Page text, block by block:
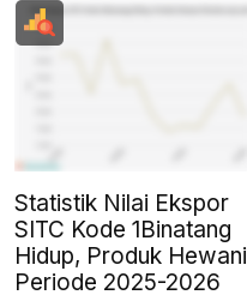
Statistik Nilai Ekspor
SITC Kode 1Binatang
Hidup, Produk Hewani
Periode 2025-2026